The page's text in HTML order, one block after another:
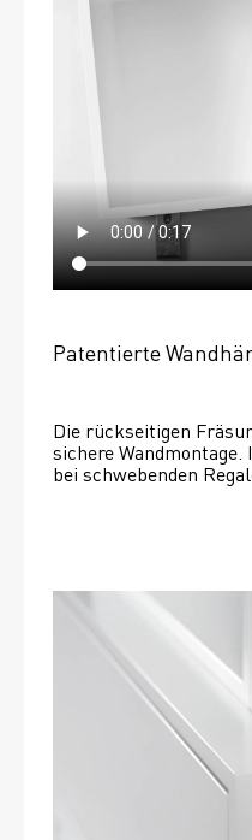
Patentierte
Die rückseitigen
sichere
bei schwebenden